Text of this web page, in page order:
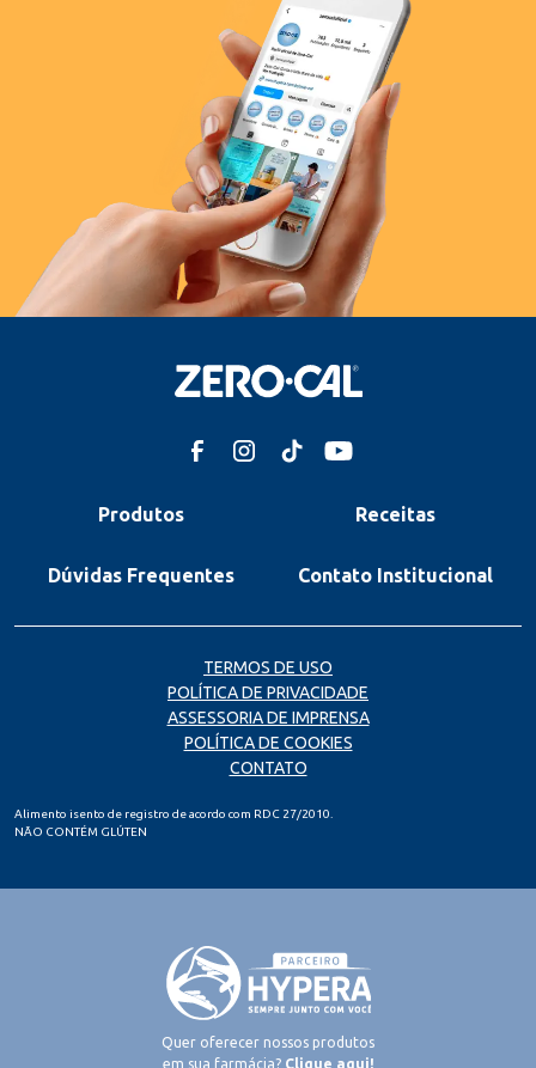
Produtos Receitas
Contato Institucional
Dúvidas Frequentes
TERMOS DE USO
POLÍTICA DE PRIVACIDADE
ASSESSORIA DE IMPRENSA
POLÍTICA DE COOKIES
CONTATO
Alimento isento de registro de acordo com RDC 27/2010.
NÃO CONTÉM GLÚTEN
Quer oferecer nossos produtos
em sua farmácia? Clique aqui!